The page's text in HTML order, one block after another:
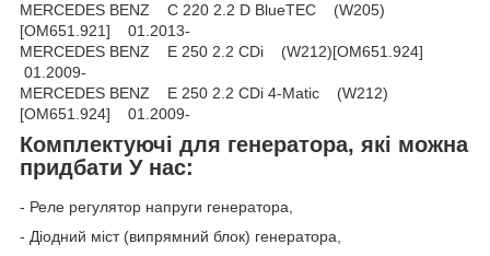
MERCEDES BENZ C 220 2.2 D BlueTEC (W205)
[OM651.921] 01.2013-
MERCEDES BENZ E 250 2.2 CDi (W212)[OM651.924]
01.2009-
MERCEDES BENZ E 250 2.2 CDi 4-Matic (W212)
[OM651.924] 01.2009-
Комплектуючі для генератора, які можна
придбати У нас:
- Реле регулятор напруги генератора,
- Діодний міст (випрямний блок) генератора,